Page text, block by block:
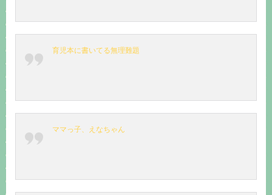
育児本に書いてる無理難題
ママっ子、えなちゃん